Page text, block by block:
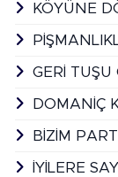
KÖYÜNE
GERİ
DOMANİÇ
BİZİM
İYİLERE